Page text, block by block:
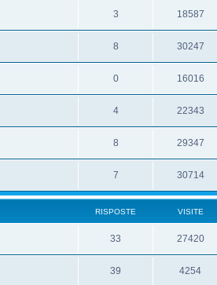
3 18587
8 30247
0 16016
4 22343
8 29347
7 30714
RISPOSTE VISITE
33 27420
39 4254